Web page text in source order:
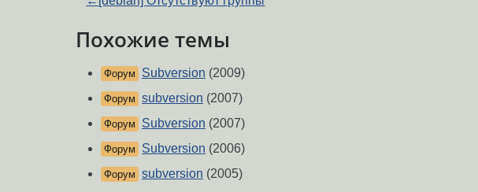
Похожие темы
Форум Subversion (2009)
Форум subversion (2007)
Форум Subversion (2007)
Форум Subversion (2006)
Форум subversion (2005)